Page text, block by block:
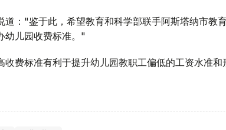
道："鉴于此，希望教育和科学部联手阿斯塔纳市教
幼儿园收费标准。"
收费标准有利于提升幼儿园教职工偏低的工资水准